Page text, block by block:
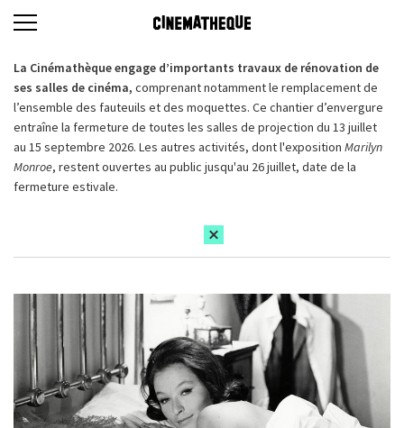
La Cinémathèque engage d’importants travaux de rénovation de
ses salles de cinéma, comprenant notamment le remplacement de
l’ensemble des fauteuils et des moquettes. Ce chantier d’envergure
entraîne la fermeture de toutes les salles de projection du 13 juillet
au 15 septembre 2026. Les autres activités, dont l'exposition Marilyn
Monroe, restent ouvertes au public jusqu'au 26 juillet, date de la
fermeture estivale.